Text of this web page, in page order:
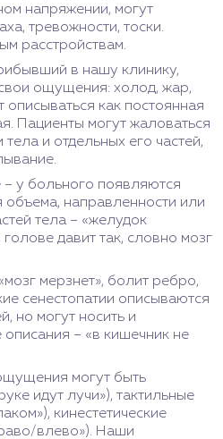
напряжении, могут
тревожности, тоски.
расстройствам.
в нашу клинику,
свои ощущения: холод, жар,
как постоянная
Пациенты могут жаловаться
и отдельных его частей,
– у больного появляются
направленности или
тела – «желудок
давит так, словно мозг
мерзнет», болит ребро,
сенестопатии описываются
но могут носить и
– «в кишечник не
могут быть
идут лучи»), тактильные
кинестетические
влево»). Наши